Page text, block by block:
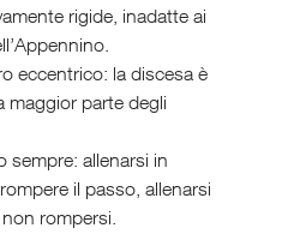
rigide, inadatte ai
eccentrico: la discesa è
maggior parte degli
sempre: allenarsi in
il passo, allenarsi
rompersi.